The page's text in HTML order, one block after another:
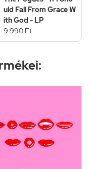
uld Fall From Grace W
ith God - LP
9 990 Ft